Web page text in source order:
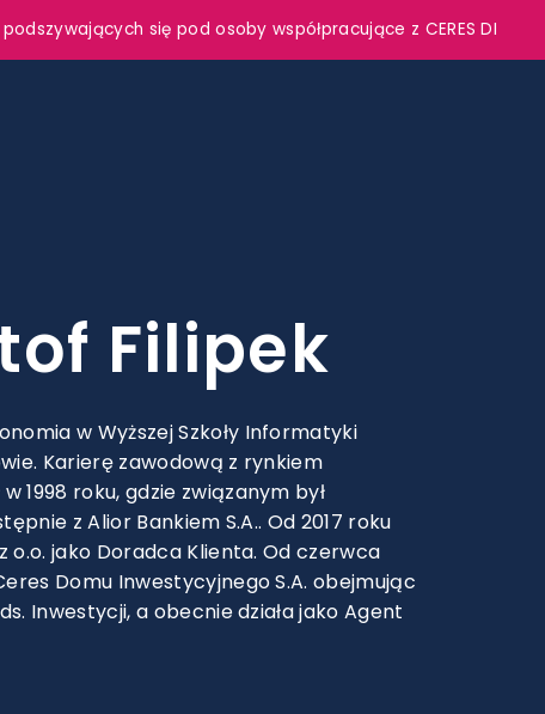
się pod osoby współpracujące z CERES DI
Filipek
w Wyższej Szkoły Informatyki
Karierę zawodową z rynkiem
1998 roku, gdzie związanym był
z Alior Bankiem S.A.. Od 2017 roku
o.o. jako Doradca Klienta. Od czerwca
Domu Inwestycyjnego S.A. obejmując
Inwestycji, a obecnie działa jako Agent